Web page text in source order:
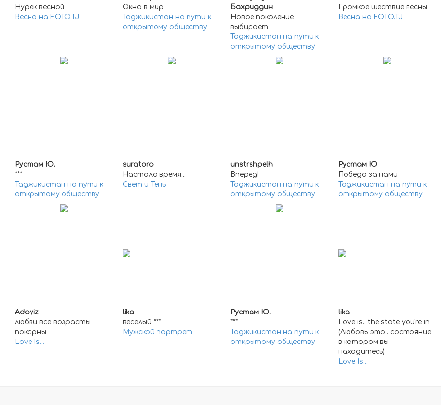
Нурек весной
Весна на FOTO.TJ
Окно в мир
Таджикистан на пути к
открытому обществу
Бахриддин
Новое поколение
выбирает
Таджикистан на пути к
открытому обществу
Громкое шествие весны
Весна на FOTO.TJ
Рустам Ю.
***
Таджикистан на пути к
открытому обществу
suratoro
Настало время...
Свет и Тень
unstrshpelh
Вперед!
Таджикистан на пути к
открытому обществу
Рустам Ю.
Победа за нами
Таджикистан на пути к
открытому обществу
Adoyiz
любви все возрасты
покорны
Love Is...
lika
веселый ***
Мужской портрет
Рустам Ю.
***
Таджикистан на пути к
открытому обществу
lika
Love is.. the state you're in
(Любовь это.. состояние
в котором вы
находитесь)
Love Is...